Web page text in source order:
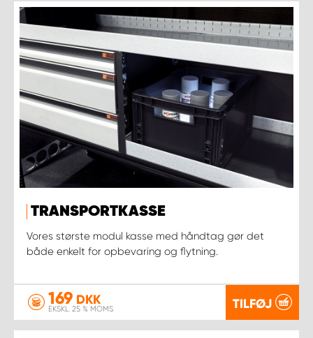
TRANSPORTKASSE
Vores største modul kasse med håndtag gør det
både enkelt for opbevaring og flytning.
169 DKK
EKSKL. 25 % MOMS TILFØJ